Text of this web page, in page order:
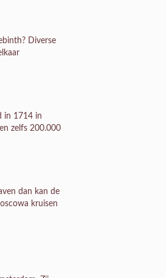
Diverse
in 1714 in
zelfs 200.000
dan kan de
kruisen